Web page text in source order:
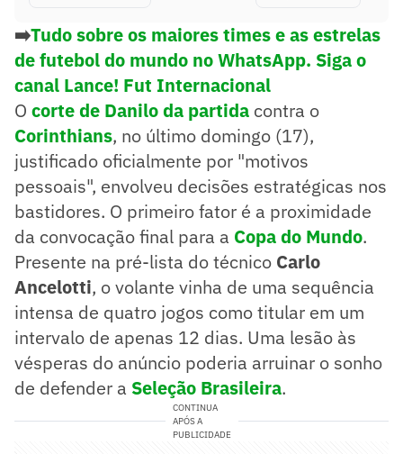
➡️Tudo sobre os maiores times e as estrelas
de futebol do mundo no WhatsApp. Siga o
canal Lance! Fut Internacional
O corte de Daniloda partida contra o
Corinthians, no último domingo (17),
justificado oficialmente por "motivos
pessoais", envolveu decisões estratégicas nos
bastidores. O primeiro fator é a proximidade
da convocação final para a Copa do Mundo.
Presente na pré-lista do técnico Carlo
Ancelotti, o volante vinha de uma sequência
intensa de quatro jogos como titular em um
intervalo de apenas 12 dias. Uma lesão às
vésperas do anúncio poderia arruinar o sonho
de defender a Seleção Brasileira.
CONTINUA
APÓS A
PUBLICIDADE